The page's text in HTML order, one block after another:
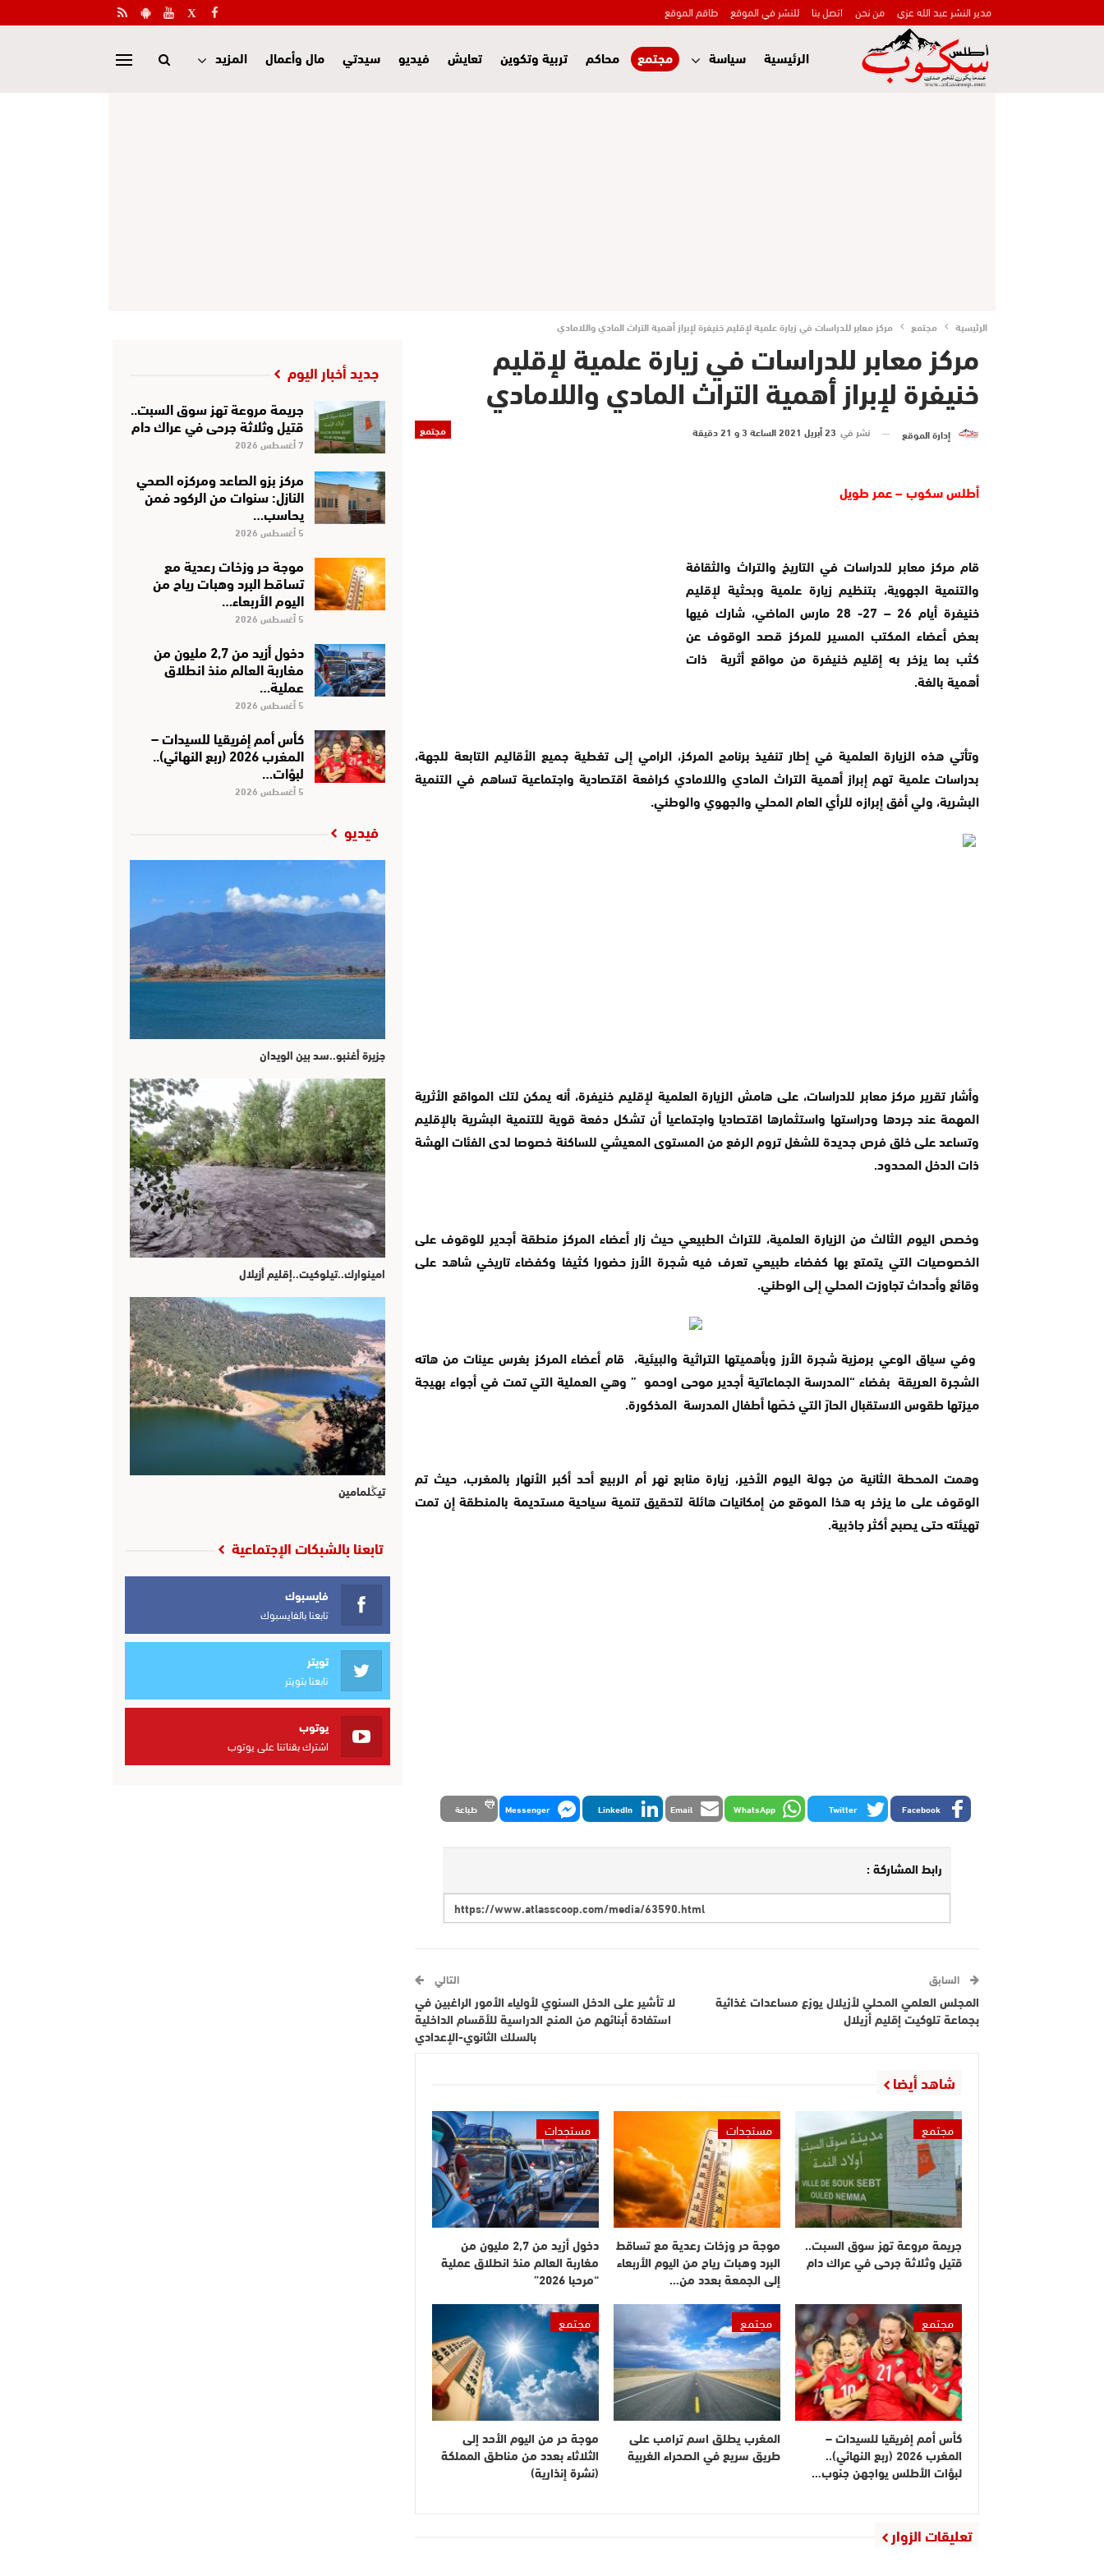
مدير النشر عبد الله عزي من نحن اتصل بنا للنشر في الموقع طاقم الموقع
الرئيسية سياسة مجتمع محاكم تربية وتكوين تعايش فيديو سيدتي مال وأعمال المزيد
الرئيسية مجتمع مركز معابر للدراسات في زيارة علمية لإقليم خنيفرة لإبراز أهمية التراث المادي واللامادي
مركز معابر للدراسات في زيارة علمية لإقليم
خنيفرة لإبراز أهمية التراث المادي واللامادي
مجتمع إدارة الموقع نشر في 23 أبريل 2021 الساعة 3 و 21 دقيقة
أطلس سكوب – عمر طويل
قام مركز معابر للدراسات في التاريخ والتراث والثقافة
والتنمية الجهوية، بتنظيم زيارة علمية وبحثية لإقليم
خنيفرة أيام 26 – 27- 28 مارس الماضي، شارك فيها
بعض أعضاء المكتب المسير للمركز قصد الوقوف عن
كثب بما يزخر به إقليم خنيفرة من مواقع أثرية ذات
أهمية بالغة.
وتأتي هذه الزيارة العلمية في إطار تنفيذ برنامج المركز، الرامي إلى تغطية جميع الأقاليم التابعة للجهة،
بدراسات علمية تهم إبراز أهمية التراث المادي واللامادي كرافعة اقتصادية واجتماعية تساهم في التنمية
البشرية، ولي أفق إبرازه للرأي العام المحلي والجهوي والوطني.
وأشار تقرير مركز معابر للدراسات، على هامش الزيارة العلمية لإقليم خنيفرة، أنه يمكن لتك المواقع الأثرية
المهمة عند جردها ودراستها واستثمارها اقتصاديا واجتماعيا أن تشكل دفعة قوية للتنمية البشرية بالإقليم
وتساعد على خلق فرص جديدة للشغل تروم الرفع من المستوى المعيشي للساكنة خصوصا لدى الفئات الهشة
ذات الدخل المحدود.
وخصص اليوم الثالث من الزيارة العلمية، للتراث الطبيعي حيث زار أعضاء المركز منطقة أجدير للوقوف على
الخصوصيات التي يتمتع بها كفضاء طبيعي تعرف فيه شجرة الأرز حضورا كثيفا وكفضاء تاريخي شاهد على
وقائع وأحداث تجاوزت المحلي إلى الوطني.
وفي سياق الوعي برمزية شجرة الأرز وبأهميتها التراثية والبيئية، قام أعضاء المركز بغرس عينات من هاته
الشجرة العريقة بفضاء “المدرسة الجماعاتية أجدير موحى اوحمو ” وهي العملية التي تمت في أجواء بهيجة
ميزتها طقوس الاستقبال الحارّ التي خصّها أطفال المدرسة المذكورة.
وهمت المحطة الثانية من جولة اليوم الأخير، زيارة منابع نهر أم الربيع أحد أكبر الأنهار بالمغرب، حيث تم
الوقوف على ما يزخر به هذا الموقع من إمكانيات هائلة لتحقيق تنمية سياحية مستديمة بالمنطقة إن تمت
تهيئته حتى يصبح أكثر جاذبية.
Facebook
Twitter
WhatsApp
Email
LinkedIn
Messenger طباعة
رابط المشاركة :
السابق
المجلس العلمي المحلي لأزيلال يوزع مساعدات غذائية
بجماعة تلوكيت إقليم أزيلال
التالي
لا تأشير على الدخل السنوي لأولياء الأمور الراغبين في
استفادة أبنائهم من المنح الدراسية للأقسام الداخلية
بالسلك الثانوي-الإعدادي
شاهد أيضا
مجتمع
جريمة مروعة تهز سوق السبت..
قتيل وثلاثة جرحى في عراك دام
مستجدات
موجة حر وزخات رعدية مع تساقط
البرد وهبات رياح من اليوم الأربعاء
إلى الجمعة بعدد من…
مستجدات
دخول أزيد من 2,7 مليون من
مغاربة العالم منذ انطلاق عملية
“مرحبا 2026”
مجتمع
كأس أمم إفريقيا للسيدات –
المغرب 2026 (ربع النهائي)..
لبؤات الأطلس يواجهن جنوب…
مجتمع
المغرب يطلق اسم ترامب على
طريق سريع في الصحراء الغربية
مجتمع
موجة حر من اليوم الأحد إلى
الثلاثاء بعدد من مناطق المملكة
(نشرة إنذارية)
تعليقات الزوار
جديد أخبار اليوم
جريمة مروعة تهز سوق السبت..
قتيل وثلاثة جرحى في عراك دام
7 أغسطس 2026
مركز بزو الصاعد ومركزه الصحي
النازل: سنوات من الركود فمن
يحاسب…
5 أغسطس 2026
موجة حر وزخات رعدية مع
تساقط البرد وهبات رياح من
اليوم الأربعاء…
5 أغسطس 2026
دخول أزيد من 2,7 مليون من
مغاربة العالم منذ انطلاق
عملية…
5 أغسطس 2026
كأس أمم إفريقيا للسيدات –
المغرب 2026 (ربع النهائي)..
لبؤات…
5 أغسطس 2026
فيديو
جزيرة أغنبو..سد بين الويدان
امينوارك..تيلوكيت..إقليم أزيلال
تيڭلمامين
تابعنا بالشبكات الإجتماعية
فايسبوك
تابعنا بالفايسبوك
تويتر
تابعنا بتويتر
يوتوب
اشترك بقناتنا على يوتوب